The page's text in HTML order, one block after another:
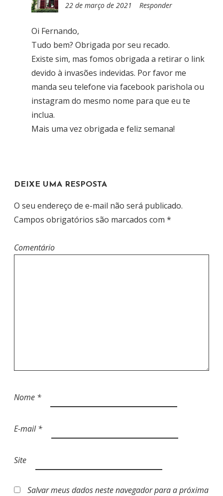
22 de março de 2021
0
3
Responder
Oi Fernando,
Tudo bem? Obrigada por seu recado.
Existe sim, mas fomos obrigada a retirar o link
devido à invasões indevidas. Por favor me
manda seu telefone via facebook parishola ou
instagram do mesmo nome para que eu te
inclua.
Mais uma vez obrigada e feliz semana!
DEIXE UMA RESPOSTA
O seu endereço de e-mail não será publicado.
Campos obrigatórios são marcados com *
Comentário
Nome *
E-mail*
Site
Salvar meus dados neste navegador para a próxima